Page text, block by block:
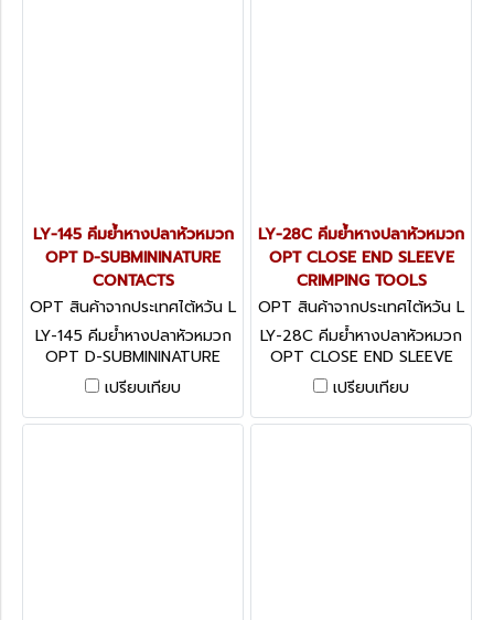
LY-145 คีมย้ำหางปลาหัวหมวก
OPT D-SUBMININATURE
CONTACTS
OPT สินค้าจากประเทศไต้หวัน L
Y-145
LY-145 คีมย้ำหางปลาหัวหมวก
OPT D-SUBMININATURE
CONTACTS
เปรียบเทียบ
LY-28C คีมย้ำหางปลาหัวหมวก
OPT CLOSE END SLEEVE
CRIMPING TOOLS
OPT สินค้าจากประเทศไต้หวัน L
Y-28C
LY-28C คีมย้ำหางปลาหัวหมวก
OPT CLOSE END SLEEVE
CRIMPING TOOLS
เปรียบเทียบ